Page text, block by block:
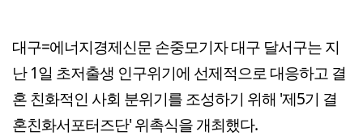
대구=에너지경제신문 손중모기자 대구 달서구는 지
난 1일 초저출생 인구위기에 선제적으로 대응하고 결
혼 친화적인 사회 분위기를 조성하기 위해 '제5기 결
혼친화서포터즈단' 위촉식을 개최했다.